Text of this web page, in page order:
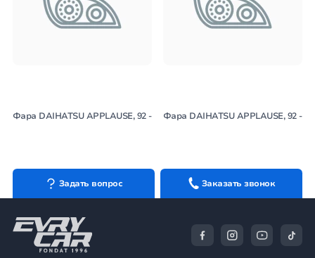
Фара DAIHATSU APPLAUSE, 92 - Фара DAIHATSU APPLAUSE, 92 -
Задать вопрос Заказать звонок